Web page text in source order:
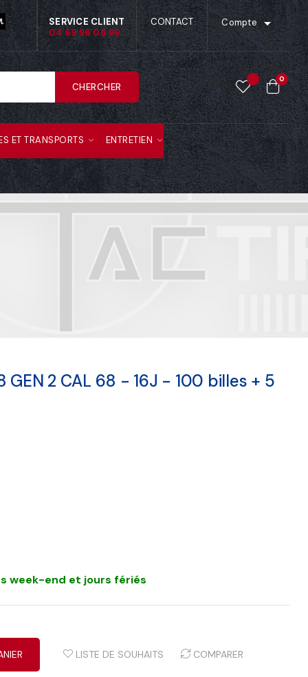
SERVICE CLIENT
04 69 96 06 99
CONTACT Compte 
CHERCHER
0
ET TRANSPORTS ENTRETIEN
GEN 2 CAL 68 - 16J - 100 billes + 5
week-end et jours fériés
LISTE DE SOUHAITS COMPARER